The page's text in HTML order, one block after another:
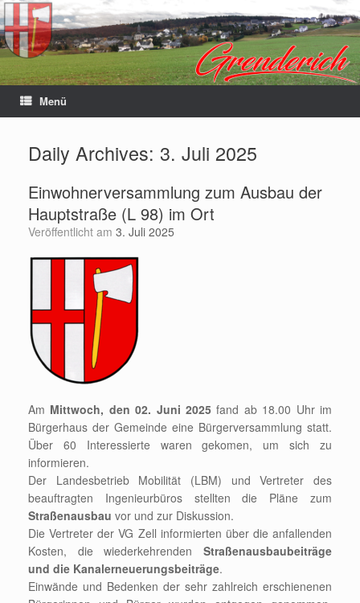
Menü
Daily Archives: 3. Juli 2025
Einwohnerversammlung zum Ausbau der
Hauptstraße (L 98) im Ort
Veröffentlicht am 3. Juli 2025
Am Mittwoch, den 02. Juni 2025 fand ab 18.00 Uhr im
Bürgerhaus der Gemeinde eine Bürgerversammlung statt.
Über 60 Interessierte waren gekomen, um sich zu
informieren.
Der Landesbetrieb Mobilität (LBM) und Vertreter des
beauftragten Ingenieurbüros stellten die Pläne zum
Straßenausbau vor und zur Diskussion.
Die Vertreter der VG Zell informierten über die anfallenden
Kosten, die wiederkehrenden Straßenausbaubeiträge
und die Kanalerneuerungsbeiträge.
Einwände und Bedenken der sehr zahlreich erschienenen